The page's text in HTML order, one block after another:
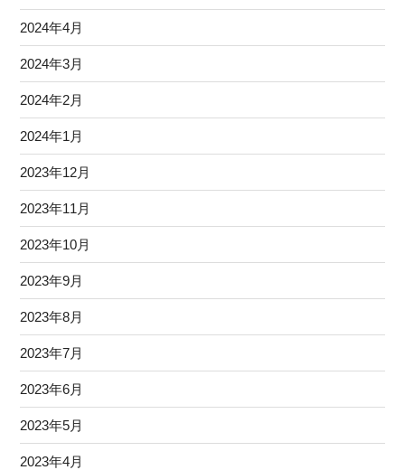
2024年4月
2024年3月
2024年2月
2024年1月
2023年12月
2023年11月
2023年10月
2023年9月
2023年8月
2023年7月
2023年6月
2023年5月
2023年4月